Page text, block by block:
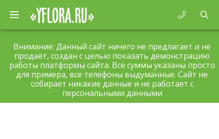
Внимание: Данный сайт ничего не предлагает и не
продаёт, создан с целью показать демонстрацию
работы платформы сайта. Все суммы указаны просто
для примера, все телефоны выдуманные. Сайт не
собирает никакие данные и не работает с
персональными данными